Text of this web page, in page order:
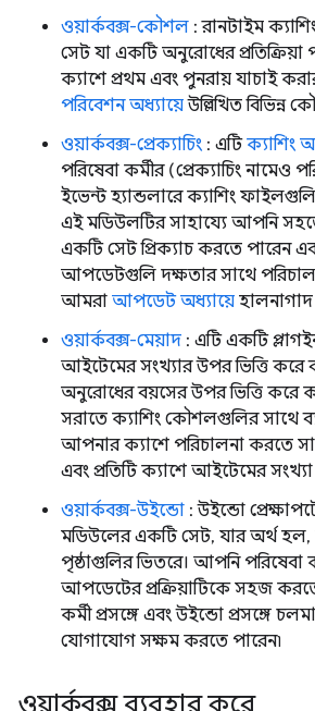
ওয়ার্কবক্স-কৌশল : রানটাইম
সেট যা একটি অনুরোধের প্রতিক্রিয়া
ক্যাশে প্রথম এবং পুনরায় যাচাই
পরিবেশন অধ্যায়েউল্লিখিত বিভিন্ন
ওয়ার্কবক্স-প্রেক্যাচিং : এটিক্যাশিং
পরিষেবা কর্মীর (প্রেক্যাচিং নামেও
ইভেন্ট হ্যান্ডলারে ক্যাশিং
এই মডিউলটির সাহায্যে আপনি
একটি সেট প্রিক্যাচ করতে পারেন
আপডেটগুলি দক্ষতার সাথে
আমরা আপডেট অধ্যায়ে
ওয়ার্কবক্স-মেয়াদ : এটি একটি
আইটেমের সংখ্যার উপর ভিত্তি করে
অনুরোধের বয়সের উপর ভিত্তি করে
সরাতে ক্যাশিং কৌশলগুলির সাথে
আপনার ক্যাশে পরিচালনা করতে
এবং প্রতিটি ক্যাশে আইটেমের সংখ্যা
ওয়ার্কবক্স-উইন্ডো : উইন্ডো
মডিউলের একটি সেট, যার অর্থ
পৃষ্ঠাগুলির ভিতরে। আপনি পরিষেবা
আপডেটের প্রক্রিয়াটিকে সহজ
কর্মী প্রসঙ্গে এবং উইন্ডো প্রসঙ্গে
যোগাযোগ সক্ষম করতে পারেন৷
ওয়ার্কবক্স ব্যবহার করে